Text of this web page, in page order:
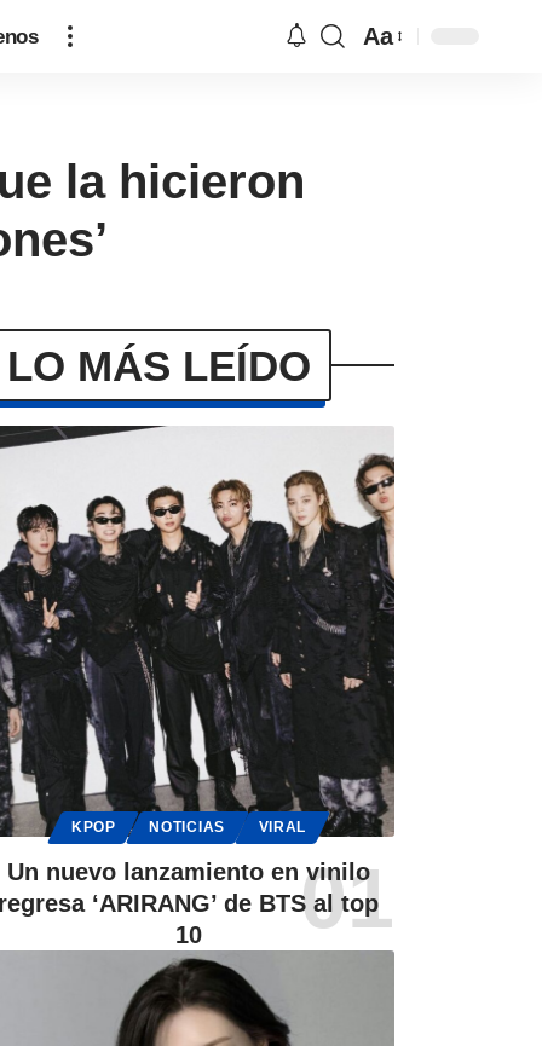
Aa
la hicieron
LO MÁS LEÍDO
KPOP NOTICIAS VIRAL
Un nuevo lanzamiento en vinilo
regresa ‘ARIRANG’ de BTS al top
10